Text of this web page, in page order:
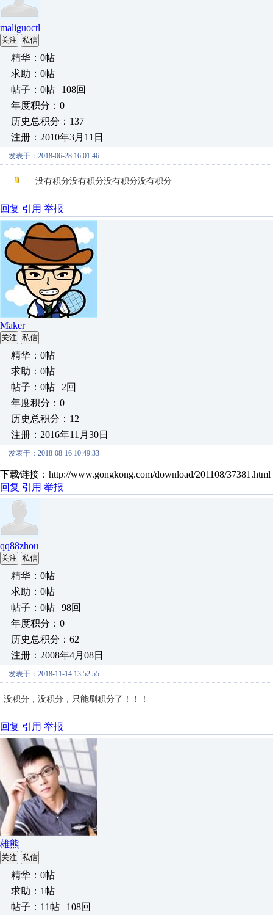
maliguoctl
关注 私信
精华：0帖
求助：0帖
帖子：0帖 | 108回
年度积分：0
历史总积分：137
注册：2010年3月11日
发表于：2018-06-28 16:01:46
没有积分没有积分没有积分没有积分
回复 引用 举报
Maker
关注 私信
精华：0帖
求助：0帖
帖子：0帖 | 2回
年度积分：0
历史总积分：12
注册：2016年11月30日
发表于：2018-08-16 10:49:33
下载链接：http://www.gongkong.com/download/201108/37381.html
回复 引用 举报
qq88zhou
关注 私信
精华：0帖
求助：0帖
帖子：0帖 | 98回
年度积分：0
历史总积分：62
注册：2008年4月08日
发表于：2018-11-14 13:52:55
没积分，没积分，只能刷积分了！！！
回复 引用 举报
雄熊
关注 私信
精华：0帖
求助：1帖
帖子：11帖 | 108回